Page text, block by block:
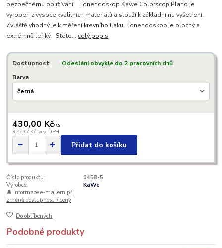
bezpečnému používání. Fonendoskop Kawe Colorscop Plano je
vyroben z vysoce kvalitních materiálů a slouží k základnímu vyšetření.
Zvláště vhodný je k měření krevního tlaku. Fonendoskop je plochý a
extrémně lehký. Steto... celý popis
Dostupnost
Odeslání obvykle do 2 pracovních dnů
Barva
430,00 Kč/ks
355,37 Kč bez DPH
Přidat do košíku
Číslo produktu:
0458-5
Výrobce:
KaWe
🔔 Informace e-mailem při
změně dostupnosti / ceny
Do oblíbených
Podobné produkty